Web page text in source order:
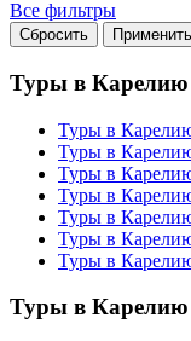
Все фильтры
Сбросить Применить
Туры в
Туры в
Туры в
Туры в
Туры в
Туры в
Туры в
Туры в
Туры в Карелию